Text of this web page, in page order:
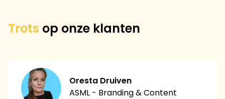
Trots op onze klanten
Oresta Druiven
ASML - Branding & Content